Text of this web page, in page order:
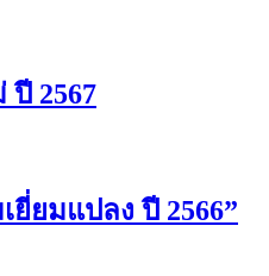
ปี 2567
ยี่ยมแปลง ปี 2566”